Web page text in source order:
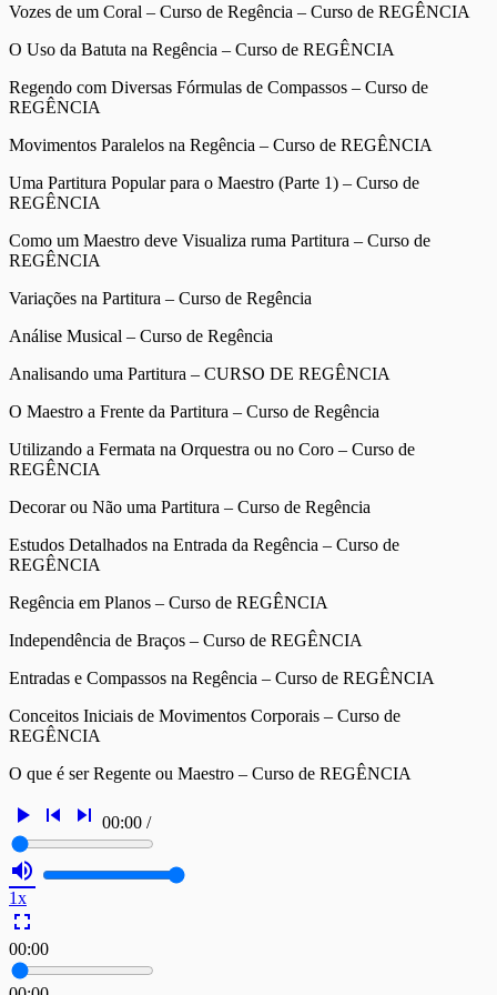
Vozes de um Coral – Curso de Regência – Curso de REGÊNCIA
O Uso da Batuta na Regência – Curso de REGÊNCIA
Regendo com Diversas Fórmulas de Compassos – Curso de
REGÊNCIA
Movimentos Paralelos na Regência – Curso de REGÊNCIA
Uma Partitura Popular para o Maestro (Parte 1) – Curso de
REGÊNCIA
Como um Maestro deve Visualiza ruma Partitura – Curso de
REGÊNCIA
Variações na Partitura – Curso de Regência
Análise Musical – Curso de Regência
Analisando uma Partitura – CURSO DE REGÊNCIA
O Maestro a Frente da Partitura – Curso de Regência
Utilizando a Fermata na Orquestra ou no Coro – Curso de
REGÊNCIA
Decorar ou Não uma Partitura – Curso de Regência
Estudos Detalhados na Entrada da Regência – Curso de
REGÊNCIA
Regência em Planos – Curso de REGÊNCIA
Independência de Braços – Curso de REGÊNCIA
Entradas e Compassos na Regência – Curso de REGÊNCIA
Conceitos Iniciais de Movimentos Corporais – Curso de
REGÊNCIA
O que é ser Regente ou Maestro – Curso de REGÊNCIA
play_arrow skip_previous skip_next 00:00 /
volume_up
1x
fullscreen
00:00